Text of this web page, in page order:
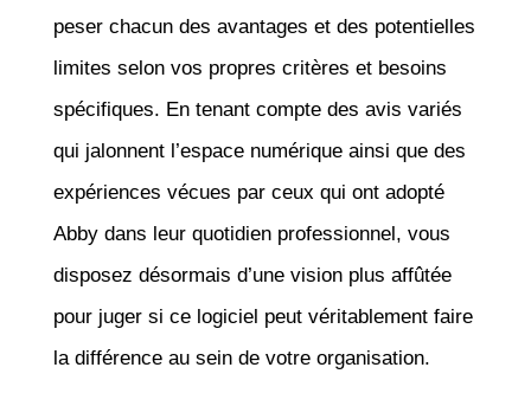
peser chacun des avantages et des potentielles
limites selon vos propres critères et besoins
spécifiques. En tenant compte des avis variés
qui jalonnent l’espace numérique ainsi que des
expériences vécues par ceux qui ont adopté
Abby dans leur quotidien professionnel, vous
disposez désormais d’une vision plus affûtée
pour juger si ce logiciel peut véritablement faire
la différence au sein de votre organisation.